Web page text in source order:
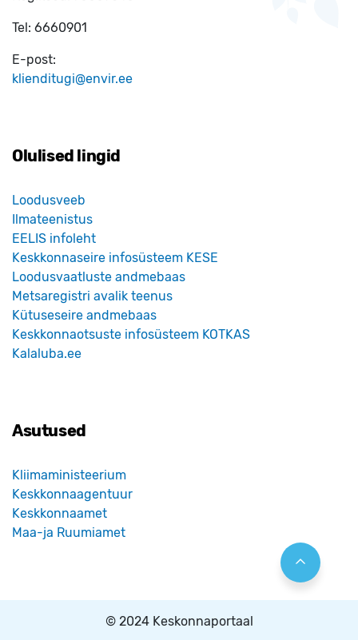
Tel: 6660901
E-post:
klienditugi@envir.ee
Olulised lingid
Loodusveeb
Ilmateenistus
EELIS infoleht
Keskkonnaseire infosüsteem KESE
Loodusvaatluste andmebaas
Metsaregistri avalik teenus
Kütuseseire andmebaas
Keskkonnaotsuste infosüsteem KOTKAS
Kalaluba.ee
Asutused
Kliimaministeerium
Keskkonnaagentuur
Keskkonnaamet
Maa-ja Ruumiamet
© 2024 Keskonnaportaal